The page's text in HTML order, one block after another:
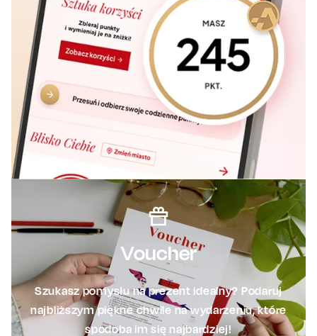
Voucher
Szukasz pomysłu na prezent idealny? Podaruj
najbliższym piękne chwile na wydarzeniu, które
spodoba im się najbardziej!